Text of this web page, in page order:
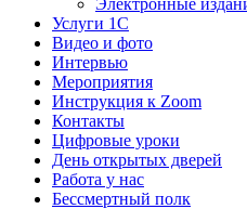
Услуги 1C
Видео и фото
Интервью
Мероприятия
Инструкция к Zoom
Контакты
Цифровые уроки
День открытых дверей
Работа у нас
Бессмертный полк